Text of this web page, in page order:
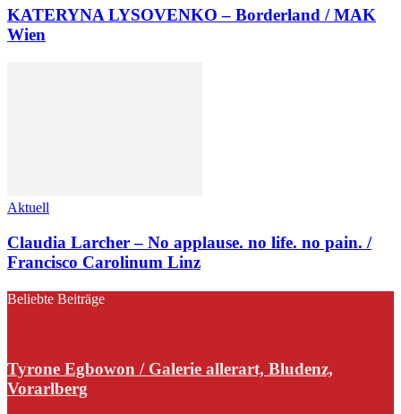
KATERYNA LYSOVENKO – Borderland / MAK
Wien
Aktuell
Claudia Larcher – No applause. no life. no pain. /
Francisco Carolinum Linz
Beliebte Beiträge
Tyrone Egbowon / Galerie allerart, Bludenz,
Vorarlberg